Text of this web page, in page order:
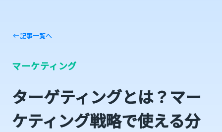
記事一覧へ
マーケティング
ターゲティングとは？マー
ケティング戦略で使える分